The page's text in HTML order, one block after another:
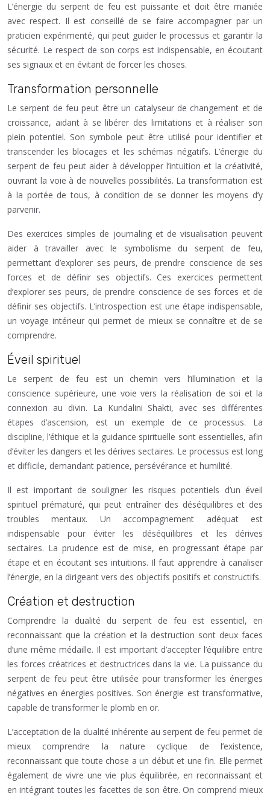
L’énergie du serpent de feu est puissante et doit être maniée
avec respect. Il est conseillé de se faire accompagner par un
praticien expérimenté, qui peut guider le processus et garantir la
sécurité. Le respect de son corps est indispensable, en écoutant
ses signaux et en évitant de forcer les choses.
Transformation personnelle
Le serpent de feu peut être un catalyseur de changement et de
croissance, aidant à se libérer des limitations et à réaliser son
plein potentiel. Son symbole peut être utilisé pour identifier et
transcender les blocages et les schémas négatifs. L’énergie du
serpent de feu peut aider à développer l’intuition et la créativité,
ouvrant la voie à de nouvelles possibilités. La transformation est
à la portée de tous, à condition de se donner les moyens d’y
parvenir.
Des exercices simples de journaling et de visualisation peuvent
aider à travailler avec le symbolisme du serpent de feu,
permettant d’explorer ses peurs, de prendre conscience de ses
forces et de définir ses objectifs. Ces exercices permettent
d’explorer ses peurs, de prendre conscience de ses forces et de
définir ses objectifs. L’introspection est une étape indispensable,
un voyage intérieur qui permet de mieux se connaître et de se
comprendre.
Éveil spirituel
Le serpent de feu est un chemin vers l’illumination et la
conscience supérieure, une voie vers la réalisation de soi et la
connexion au divin. La Kundalini Shakti, avec ses différentes
étapes d’ascension, est un exemple de ce processus. La
discipline, l’éthique et la guidance spirituelle sont essentielles, afin
d’éviter les dangers et les dérives sectaires. Le processus est long
et difficile, demandant patience, persévérance et humilité.
Il est important de souligner les risques potentiels d’un éveil
spirituel prématuré, qui peut entraîner des déséquilibres et des
troubles mentaux. Un accompagnement adéquat est
indispensable pour éviter les déséquilibres et les dérives
sectaires. La prudence est de mise, en progressant étape par
étape et en écoutant ses intuitions. Il faut apprendre à canaliser
l’énergie, en la dirigeant vers des objectifs positifs et constructifs.
Création et destruction
Comprendre la dualité du serpent de feu est essentiel, en
reconnaissant que la création et la destruction sont deux faces
d’une même médaille. Il est important d’accepter l’équilibre entre
les forces créatrices et destructrices dans la vie. La puissance du
serpent de feu peut être utilisée pour transformer les énergies
négatives en énergies positives. Son énergie est transformative,
capable de transformer le plomb en or.
L’acceptation de la dualité inhérente au serpent de feu permet de
mieux comprendre la nature cyclique de l’existence,
reconnaissant que toute chose a un début et une fin. Elle permet
également de vivre une vie plus équilibrée, en reconnaissant et
en intégrant toutes les facettes de son être. On comprend mieux